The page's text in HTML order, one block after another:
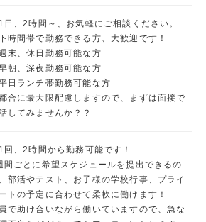
日、2時間～、お気軽にご相談ください。
時間帯で勤務できる方、大歓迎です！
末、休日勤務可能な方
朝、深夜勤務可能な方
日ランチ帯勤務可能な方
合に最大限配慮しますので、まずは面接で
してみませんか？？
回、2時間から勤務可能です！
間ごとに希望スケジュールを提出できるの
部活やテスト、お子様の学校行事、プライ
トの予定に合わせて柔軟に働けます！
で助け合いながら働いていますので、急な